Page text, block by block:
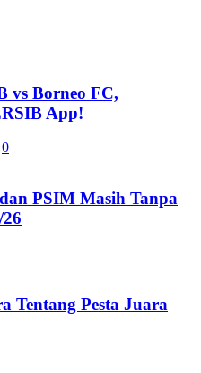
vs Borneo FC,
App!
0
PSIM Masih Tanpa
Tentang Pesta Juara